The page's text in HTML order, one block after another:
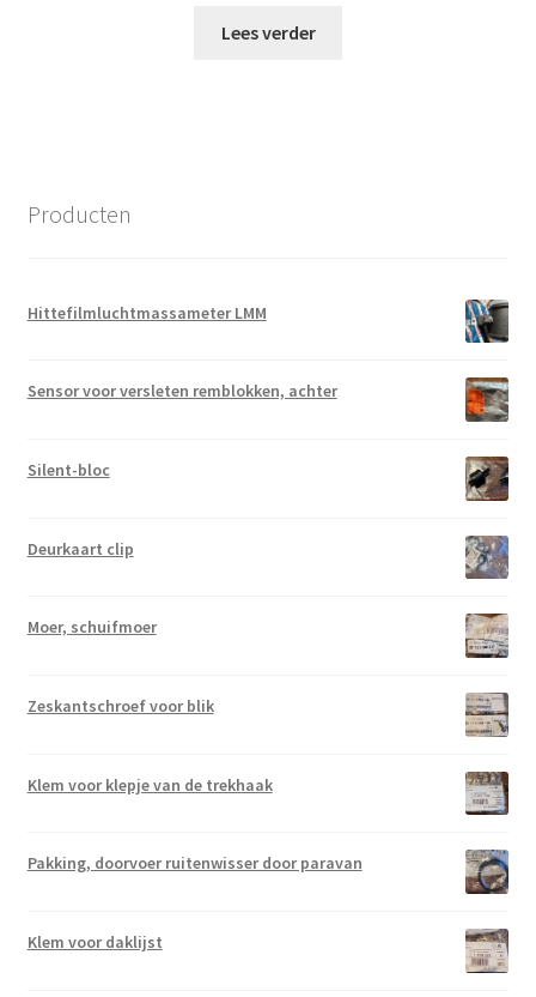
Lees verder
Producten
Hittefilmluchtmassameter LMM
Sensor voor versleten remblokken, achter
Silent-bloc
Deurkaart clip
Moer, schuifmoer
Zeskantschroef voor blik
Klem voor klepje van de trekhaak
Pakking, doorvoer ruitenwisser door paravan
Klem voor daklijst